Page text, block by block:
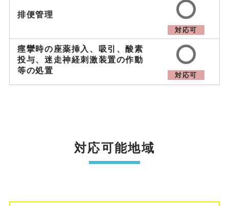
排便管理
対応可
痙攣時の座薬挿入、吸引、酸素
投与、迷走神経刺激装置の作動
等の処置
対応可
対応可能地域